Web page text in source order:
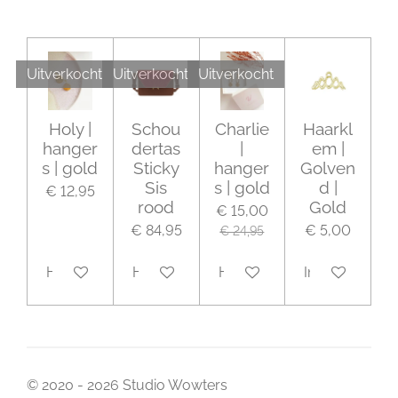
Uitverkocht
Holy |
hanger
s | gold
€ 12,95
Houd mij op de hoogte
Uitverkocht
Schou
dertas
Sticky
Sis
rood
€ 84,95
Houd mij op de hoogte
Uitverkocht
Charlie
hanger
s | gold
€ 15,00
€ 24,95
Houd mij op de hoogte
Haarkl
em |
Golven
d |
Gold
€ 5,00
In
© 2020 - 2026 Studio Wowters